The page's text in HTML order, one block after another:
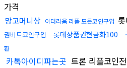
가격
망고머니상 이더리움 리플 모든코인구입
권비트코인구입
롯데상품권현금화100
환
카톡아이디파는곳 트론 리플코인